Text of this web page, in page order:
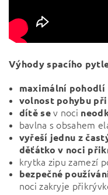
Výhody spacího
maximální pohodlí
volnost pohybu
dítě sev noci
bavlna s obsahem
vyřeší jednu z
děťátko v noci
krytka zipu zamezí
bezpečné
noci zakryje